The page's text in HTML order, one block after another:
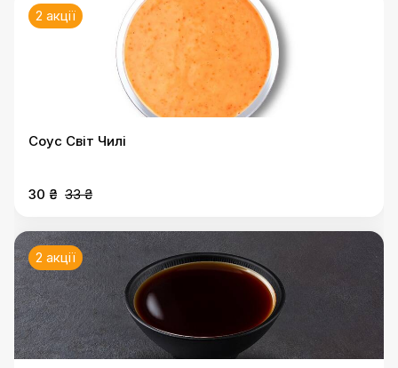
2 акції
Соус Світ Чилі
30 ₴ 33 ₴
2 акції